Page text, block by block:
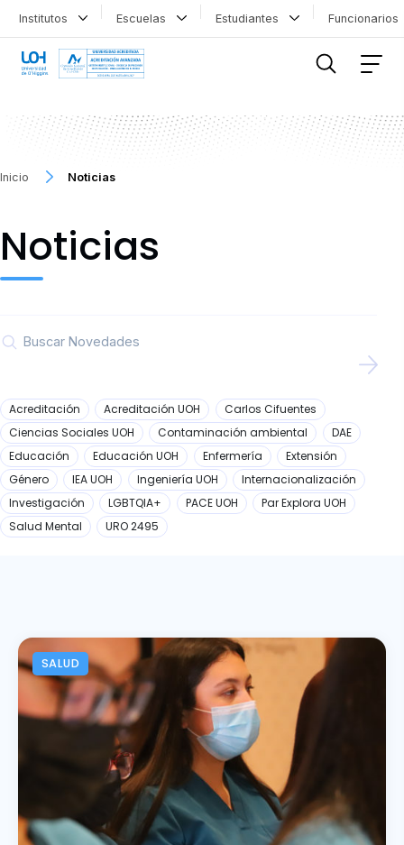
Institutos Escuelas Estudiantes
Inicio Noticias
Noticias
Acreditación Acreditación UOH
Carlos Cifuentes
Ciencias Sociales UOH
Contaminación ambiental
DAE
Educación
Educación UOH Enfermería
Extensión
Género
IEA UOH Ingeniería UOH
Internacionalización
Investigación
LGBTQIA+ PACE UOH
Par Explora UOH
Salud Mental
URO 2495
SALUD